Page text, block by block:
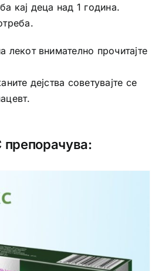
кај деца над 1 година.
лекот внимателно прочитајте
дејства советувајте се